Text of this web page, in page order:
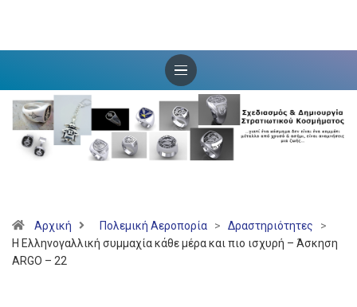
Αρχική Πολεμική Αεροπορία > Δραστηριότητες
>
Η Ελληνογαλλική συμμαχία κάθε μέρα και πιο ισχυρή – Άσκηση
ARGO – 22